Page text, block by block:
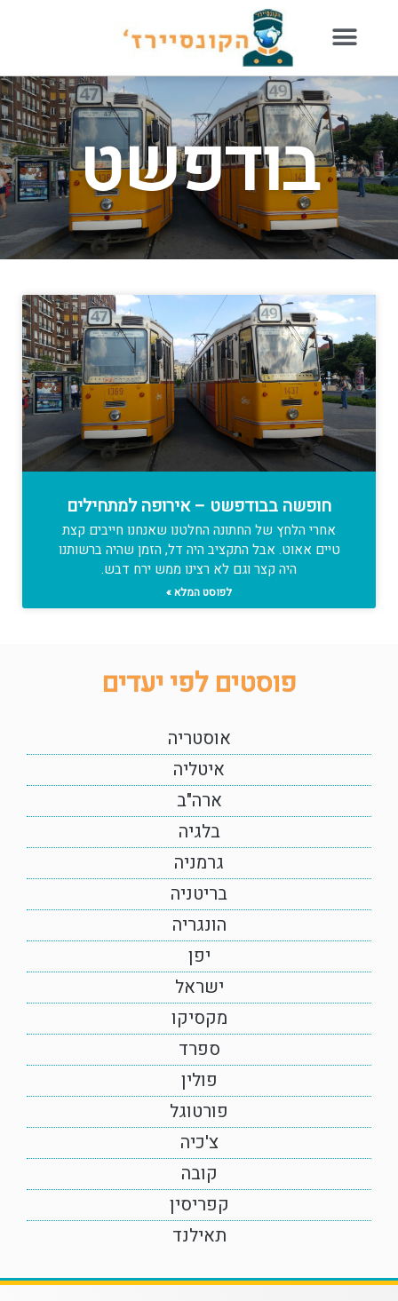
בודפשט
חופשה בבודפשט – אירופה למתחילים
אחרי הלחץ של החתונה החלטנו שאנחנו חייבים קצת
טיים אאוט. אבל התקציב היה דל, הזמן שהיה ברשותנו
היה קצר וגם לא רצינו ממש ירח דבש.
לפוסט המלא »
פוסטים לפי יעדים
אוסטריה
איטליה
ארה"ב
בלגיה
גרמניה
בריטניה
הונגריה
יפן
ישראל
מקסיקו
ספרד
פולין
פורטוגל
צ'כיה
קובה
קפריסין
תאילנד